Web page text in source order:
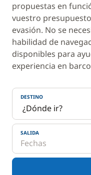
propuestas en
vuestro
evasión. No se
habilidad de
disponibles para
experiencia en
DESTINO
SALIDA